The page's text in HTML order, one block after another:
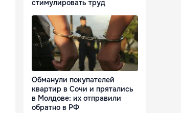
стимулировать труд
Обманули покупателей
квартир в Сочи и прятались
в Молдове: их отправили
обратно в РФ